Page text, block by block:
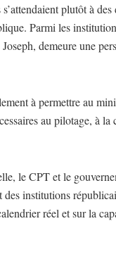
plutôt à
Parmi les
demeure une
à permettre au
au pilotage, à
le CPT et le
institutions
réel et sur la